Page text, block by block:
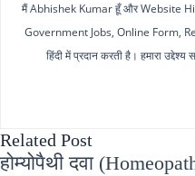
मैं Abhishek Kumar हूँ और Website
Government Jobs, Online Form,
हिंदी में प्रदान करती है। हमारा
Related Post
होम्योपैथी दवा